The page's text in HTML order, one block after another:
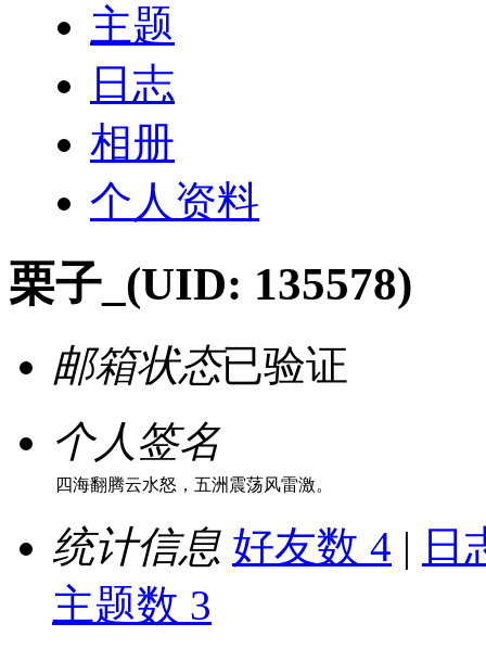
主题
日志
相册
个人资料
栗子_ (UID: 135578)
邮箱状态已验证
个人签名
四海翻腾云水怒，五洲震荡风雷激。
统计信息 好友数 4 | 日
主题数 3